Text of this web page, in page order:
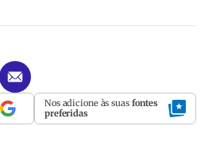
Nos adicione às suas fontes
preferidas